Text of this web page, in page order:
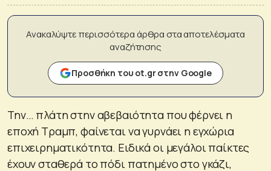
Ανακαλύψτε περισσότερα άρθρα στα αποτελέσματα
αναζήτησης
Προσθήκη του ot.gr στην Google
Την… πλάτη στην αβεβαιότητα που φέρνει η
εποχή Τραμπ, φαίνεται να γυρνάει η εγχώρια
επιχειρηματικότητα. Ειδικά οι μεγάλοι παίκτες
έχουν σταθερά το πόδι πατημένο στο γκάζι,